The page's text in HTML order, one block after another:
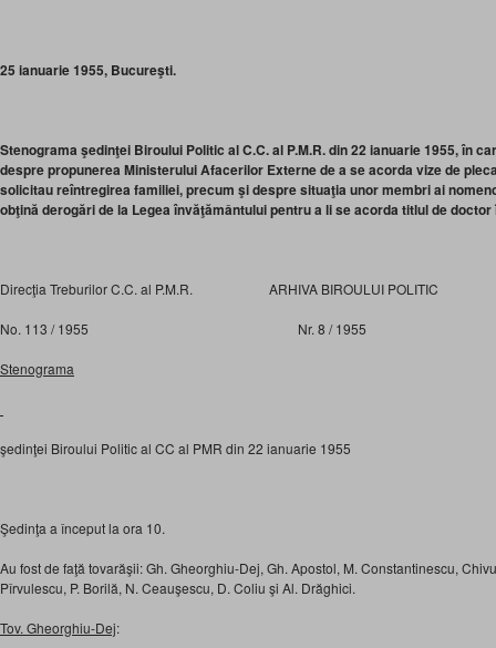
25 ianuarie 1955, Bucureşti.
Stenograma şedinţei Biroului Politic al C.C. al P.M.R. din 22 ianuarie 1955, în
despre propunerea Ministerului Afacerilor Externe de a se acorda vize de
solicitau reîntregirea familiei, precum şi despre situaţia unor membri ai
obţină derogări de la Legea învăţământului pentru a li se acorda titlul de doctor
Direcţia Treburilor C.C. al P.M.R. ARHIVA BIROULUI POLITIC
No. 113 / 1955 Nr. 8 / 1955
Stenograma
şedinţei Biroului Politic al CC al PMR din 22 ianuarie 1955
Şedinţa a început la ora 10.
Au fost de faţă tovarăşii: Gh. Gheorghiu-Dej, Gh. Apostol, M. Constantinescu,
Pîrvulescu, P. Borilă, N. Ceauşescu, D. Coliu şi Al. Drăghici.
Tov. Gheorghiu-Dej: